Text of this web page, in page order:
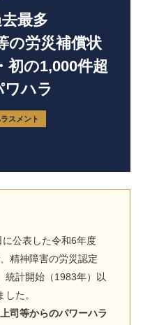
最多
の労災補償状
初の1,000件超
ワハラ
スメント
に公表した令和6年度
精神障害の労災認定
統計開始（1983年）以
した。
上司等からのパワーハラ